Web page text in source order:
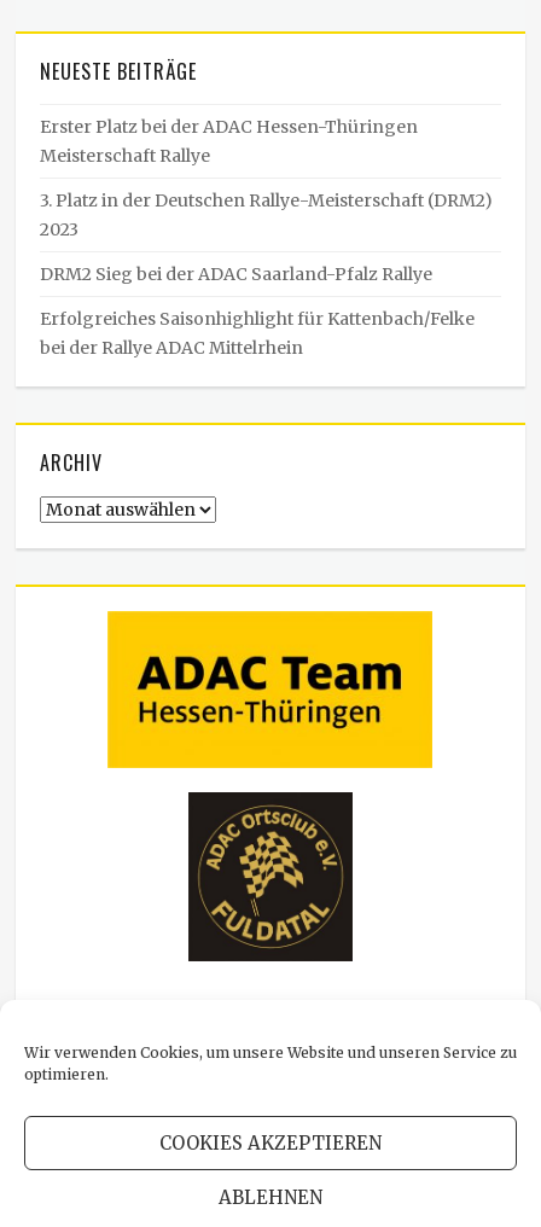
Wir verwenden Cookies, um unsere Website und unseren Service zu
optimieren.
COOKIES AKZEPTIEREN
ABLEHNEN
NEUESTE BEITRÄGE
Erster Platz bei der ADAC Hessen-Thüringen
Meisterschaft Rallye
3. Platz in der Deutschen Rallye-Meisterschaft (DRM2)
2023
DRM2 Sieg bei der ADAC Saarland-Pfalz Rallye
Erfolgreiches Saisonhighlight für Kattenbach/Felke
bei der Rallye ADAC Mittelrhein
ARCHIV
Archiv
Footer menu
KONTAKT
IMPRESSUM
DATENSCHUTZ
COOKIE-RICHTLINIE (EU)